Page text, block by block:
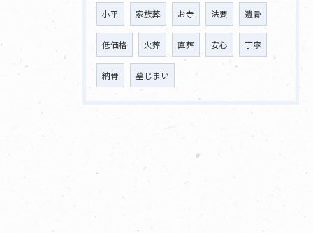
小平 家族葬 お寺 法要 遺骨
低価格 火葬 直葬 安心 丁寧
納骨 墓じまい